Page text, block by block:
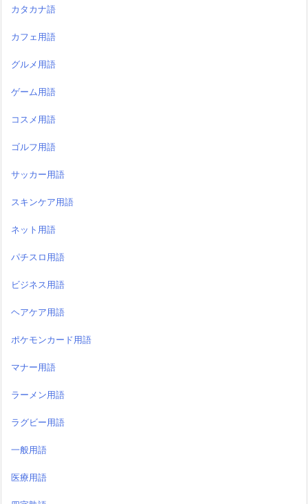
カタカナ語
カフェ用語
グルメ用語
ゲーム用語
コスメ用語
ゴルフ用語
サッカー用語
スキンケア用語
ネット用語
パチスロ用語
ビジネス用語
ヘアケア用語
ポケモンカード用語
マナー用語
ラーメン用語
ラグビー用語
一般用語
医療用語